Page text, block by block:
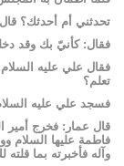
تحدثني أم أحدثك؟
فقال: كأنيّ بك وقد
فقال علي عليه
تعلم؟
فسجد علي عليه
قال عمار: فخرج أمير
فاطمة عليها السلام
وآله فأخبرته بما قلته